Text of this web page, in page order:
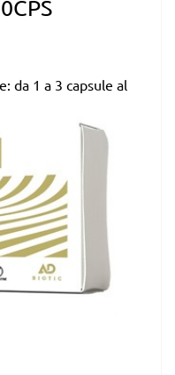
da 1 a 3 capsule al